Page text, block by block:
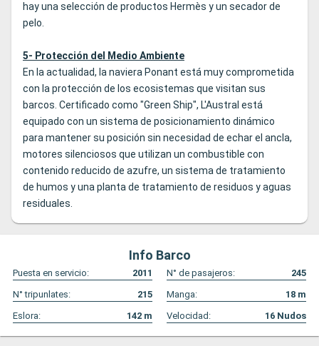
hay una selección de productos Hermès y un secador de
pelo.
5- Protección del Medio Ambiente
En la actualidad, la naviera Ponant está muy comprometida
con la protección de los ecosistemas que visitan sus
barcos. Certificado como "Green Ship", L'Austral está
equipado con un sistema de posicionamiento dinámico
para mantener su posición sin necesidad de echar el ancla,
motores silenciosos que utilizan un combustible con
contenido reducido de azufre, un sistema de tratamiento
de humos y una planta de tratamiento de residuos y aguas
residuales.
Info Barco
Puesta en servicio: 2011 N° de pasajeros:
245
N° tripunlates:
215 Manga: 18 m
Eslora:
142 m Velocidad: 16 Nudos